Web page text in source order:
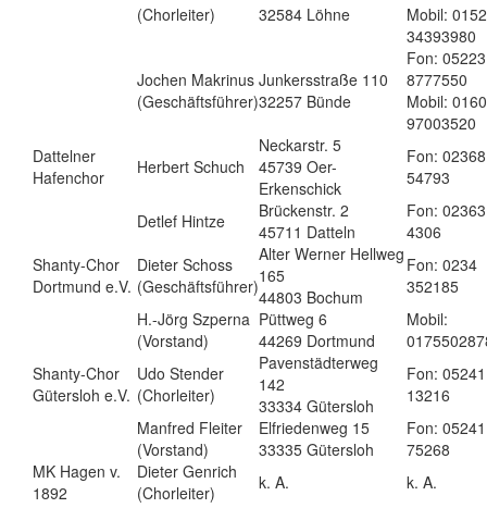
(Chorleiter)
32584 Löhne
Mobil: 0152
34393980
Jochen Makrinus
(Geschäftsführer)
Junkersstraße 110
32257 Bünde
Fon: 05223
8777550
Mobil: 0160
97003520
Dattelner
Hafenchor
Herbert Schuch
Neckarstr. 5
45739 Oer-
Erkenschick
Fon: 02368
54793
Detlef Hintze
Brückenstr. 2
45711 Datteln
Fon: 02363
4306
Shanty-Chor
Dortmund e.V.
Dieter Schoss
(Geschäftsführer)
Alter Werner Hellweg
165
44803 Bochum
Fon: 0234
352185
H.-Jörg Szperna
(Vorstand)
Püttweg 6
44269 Dortmund
Mobil:
Shanty-Chor
Gütersloh e.V.
Udo Stender
(Chorleiter)
Pavenstädterweg
142
33334 Gütersloh
Fon: 05241
13216
Manfred Fleiter
(Vorstand)
Elfriedenweg 15
33335 Gütersloh
Fon: 05241
75268
MK Hagen v.
1892
Dieter Genrich
(Chorleiter)
k. A.
k. A.